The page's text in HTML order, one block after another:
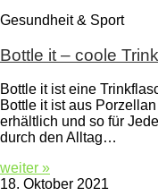
Gesundheit & Sport
Bottle it – coole
Bottle it ist eine
Bottle it ist aus
erhältlich und so für
durch den Alltag…
weiter »
18. Oktober 2021